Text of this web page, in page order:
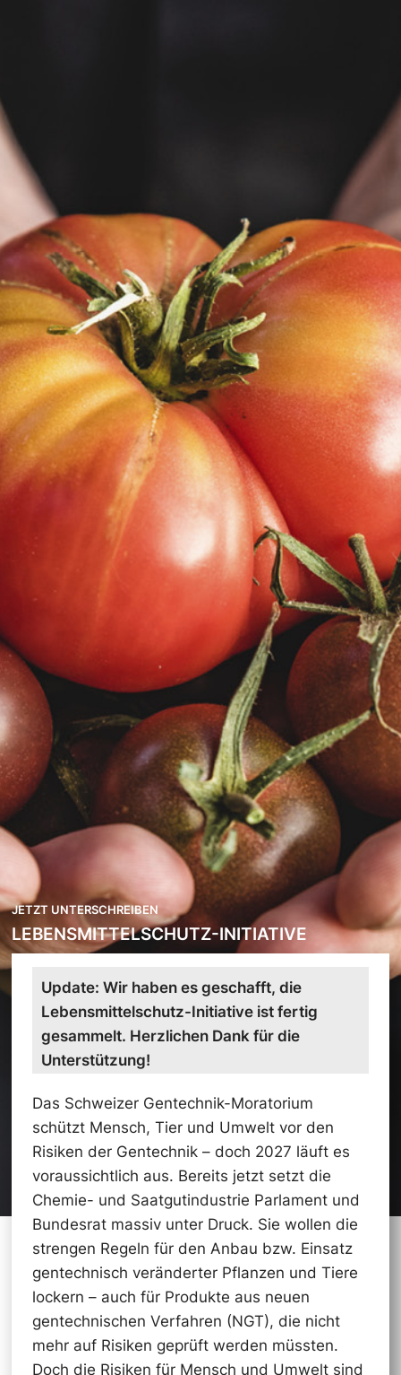
JETZT UNTERSCHREIBEN
LEBENSMITTELSCHUTZ-INITIATIVE
Update: Wir haben es geschafft, die
Lebensmittelschutz-Initiative ist fertig
gesammelt. Herzlichen Dank für die
Unterstützung!
Das Schweizer Gentechnik-Moratorium
schützt Mensch, Tier und Umwelt vor den
Risiken der Gentechnik – doch 2027 läuft es
voraussichtlich aus. Bereits jetzt setzt die
Chemie- und Saatgutindustrie Parlament und
Bundesrat massiv unter Druck. Sie wollen die
strengen Regeln für den Anbau bzw. Einsatz
gentechnisch veränderter Pflanzen und Tiere
lockern – auch für Produkte aus neuen
gentechnischen Verfahren (NGT), die nicht
mehr auf Risiken geprüft werden müssten.
Doch die Risiken für Mensch und Umwelt sind